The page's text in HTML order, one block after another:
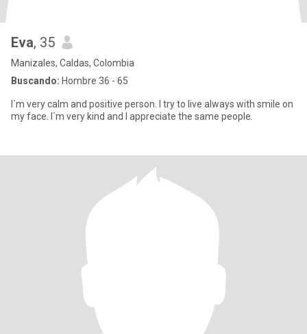
Eva, 35
Manizales, Caldas, Colombia
Buscando: Hombre 36 - 65
I`m very calm and positive person. I try to live always with smile on
my face. I`m very kind and I appreciate the same people.